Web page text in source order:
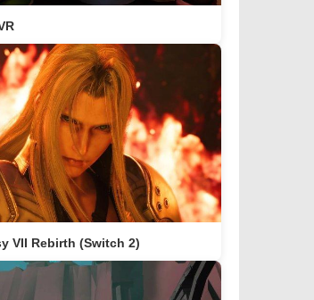
VII Rebirth (Switch 2)